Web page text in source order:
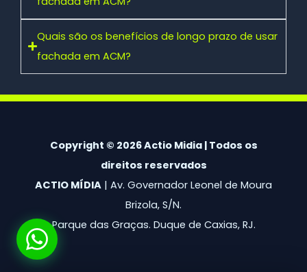
Quais são os benefícios de longo prazo de usar
fachada em ACM?
Copyright © 2026 Actio Midia | Todos os
direitos reservados
ACTIO MÍDIA | Av. Governador Leonel de Moura
Brizola, S/N.
Parque das Graças. Duque de Caxias, RJ.